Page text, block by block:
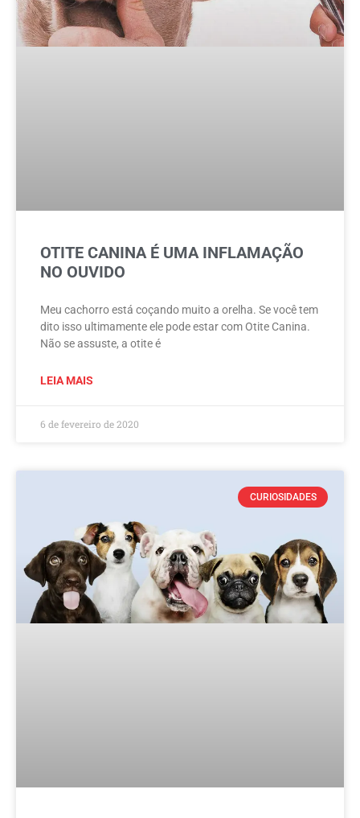
OTITE CANINA É UMA INFLAMAÇÃO
NO OUVIDO
Meu cachorro está coçando muito a orelha. Se você tem
dito isso ultimamente ele pode estar com Otite Canina.
Não se assuste, a otite é
LEIA MAIS
6 de fevereiro de 2020
CURIOSIDADES